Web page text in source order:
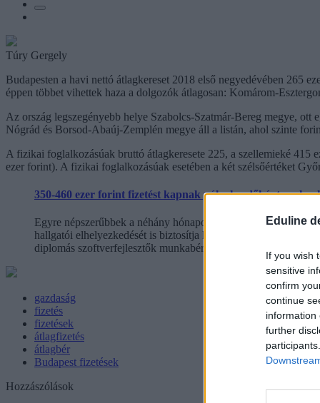
Eduline
If you wish
sensitive
confirm
continue
information
further
Túry Gergely
Budapesten a havi nettó átlagkereset 2018 első negyedévében 265
éppen többet vihettek haza a dolgozók átlagosan: Komárom-
Az ország legszegényebb helye Szabolcs-Szatmár-Bereg megye,
Nógrád és Borsod-Abaúj-Zemplén megye áll a listán, ahol szinte
A fizikai foglalkozásúak bruttó átlagkeresete 225, a szellemieké
ezer forint). A fizikai foglalkozásúak esetében a két szélsőértéket
350-460 ezer forint fizetést kapnak pályakezdőként azok,
Egyre népszerűbbek a néhány hónapos, intenzív és
hallgatói elhelyezkedését is biztosítja hazai és külföldi
diplomás szoftverfejlesztők munkabérével.
gazdaság
fizetés
fizetések
átlagfizetés
átlagbér
Budapest fizetések
Hozzászólások